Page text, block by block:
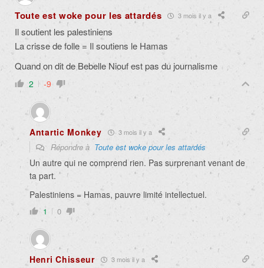
Toute est woke pour les attardés 3 mois il y a
Il soutient les palestiniens
La crisse de folle = Il soutiens le Hamas
Quand on dit de Bebelle Niouf est pas du journalisme
2 -9
Antartic Monkey 3 mois il y a
Répondre à Toute est woke pour les attardés
Un autre qui ne comprend rien. Pas surprenant venant de
ta part.
Palestiniens = Hamas, pauvre limité intellectuel.
1 0
Henri Chisseur 3 mois il y a